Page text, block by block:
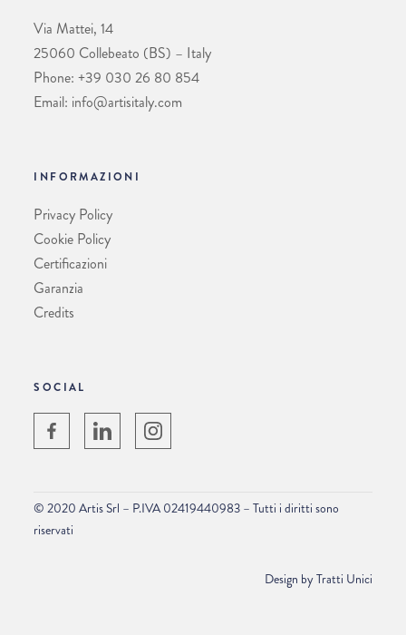
Via Mattei, 14
25060 Collebeato (BS) – Italy
Phone: +39 030 26 80 854
Email: info@artisitaly.com
INFORMAZIONI
Privacy Policy
Cookie Policy
Certificazioni
Garanzia
Credits
SOCIAL
© 2020 Artis Srl – P.IVA 02419440983 – Tutti i diritti sono
riservati
Design byTratti Unici